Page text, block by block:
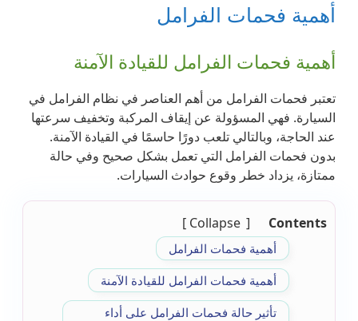
أهمية فحمات الفرامل
أهمية فحمات الفرامل للقيادة الآمنة
تعتبر فحمات الفرامل من أهم العناصر في نظام الفرامل في
السيارة. فهي المسؤولة عن إيقاف المركبة وتخفيف سرعتها
عند الحاجة، وبالتالي تلعب دورًا حاسمًا في القيادة الآمنة.
بدون فحمات الفرامل التي تعمل بشكل صحيح وفي حالة
ممتازة، يزداد خطر وقوع حوادث السيارات.
Contents
Collapse
أهمية فحمات الفرامل
أهمية فحمات الفرامل للقيادة الآمنة
تأثير حالة فحمات الفرامل على أداء